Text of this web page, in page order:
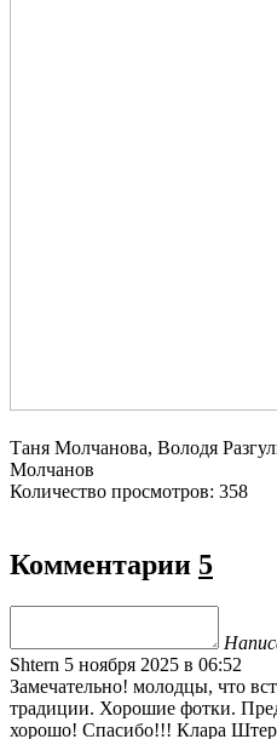
Таня Молчанова, Володя
Молчанов
Количество просмотров: 358
Комментарии 5
Shtern 5 ноября 2025 в 06:52
Замечательно! молодцы, что
традиции. Хорошие фотки.
хорошо! Спасибо!!! Клара